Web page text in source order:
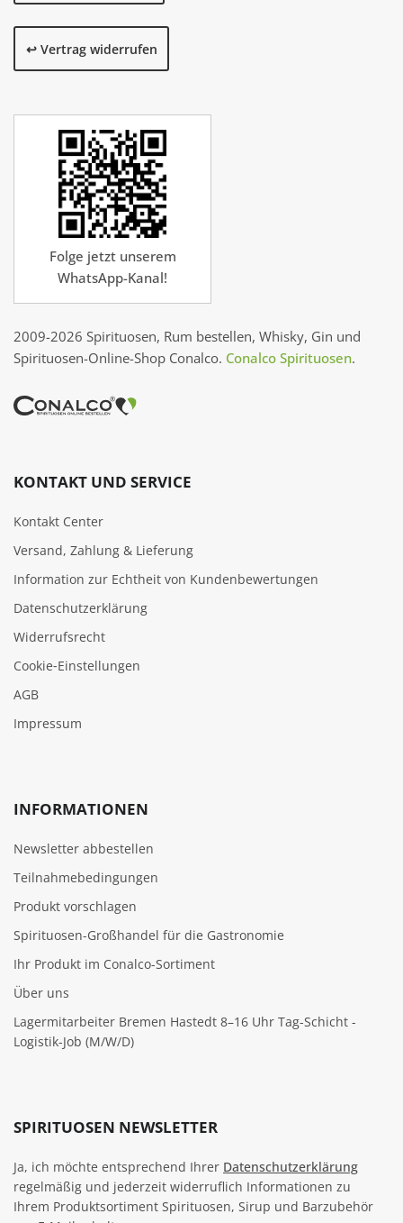
↩️ Vertrag widerrufen
Folge jetzt unserem
WhatsApp-Kanal!
2009-2026 Spirituosen, Rum bestellen, Whisky, Gin und
Spirituosen-Online-Shop Conalco. Conalco Spirituosen.
KONTAKT UND SERVICE
Kontakt Center
Versand, Zahlung & Lieferung
Information zur Echtheit von Kundenbewertungen
Datenschutzerklärung
Widerrufsrecht
Cookie‑Einstellungen
AGB
Impressum
INFORMATIONEN
Newsletter abbestellen
Teilnahmebedingungen
Produkt vorschlagen
Spirituosen-Großhandel für die Gastronomie
Ihr Produkt im Conalco-Sortiment
Über uns
Lagermitarbeiter Bremen Hastedt 8–16 Uhr Tag-Schicht -
Logistik-Job (M/W/D)
SPIRITUOSEN NEWSLETTER
Ja, ich möchte entsprechend Ihrer Datenschutzerklärung
regelmäßig und jederzeit widerruflich Informationen zu
Ihrem Produktsortiment Spirituosen, Sirup und Barzubehör